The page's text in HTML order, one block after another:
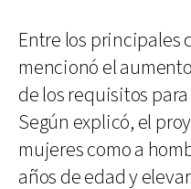
Entre los principales
mencionó el
de los requisitos
Según explicó, el
mujeres como a
años de edad y